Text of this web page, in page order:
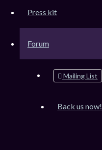
Press kit
Forum
Mailing List
Back us now!
Sujets actifs
Rechercher
Connexion